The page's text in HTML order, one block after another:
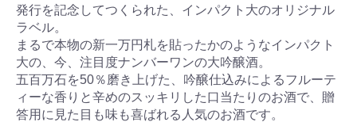
発行を記念してつくられた、インパクト大のオリジナル
ラベル。
まるで本物の新一万円札を貼ったかのようなインパクト
大の、今、注目度ナンバーワンの大吟醸酒。
五百万石を50％磨き上げた、吟醸仕込みによるフルーテ
ィーな香りと辛めのスッキリした口当たりのお酒で、贈
答用に見た目も味も喜ばれる人気のお酒です。